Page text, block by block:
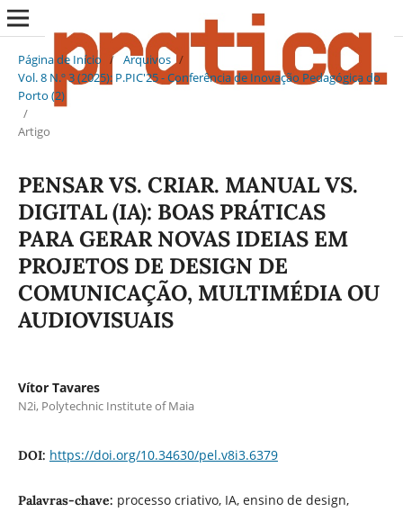
Página de Início / Arquivos /
Vol. 8 N.º 3 (2025): P.PIC'25 - Conferência de Inovação Pedagógica do
Porto (2)
/
Artigo
PENSAR VS. CRIAR. MANUAL VS.
DIGITAL (IA): BOAS PRÁTICAS
PARA GERAR NOVAS IDEIAS EM
PROJETOS DE DESIGN DE
COMUNICAÇÃO, MULTIMÉDIA OU
AUDIOVISUAIS
Vítor Tavares
N2i, Polytechnic Institute of Maia
DOI: https://doi.org/10.34630/pel.v8i3.6379
Palavras-chave: processo criativo, IA, ensino de design,